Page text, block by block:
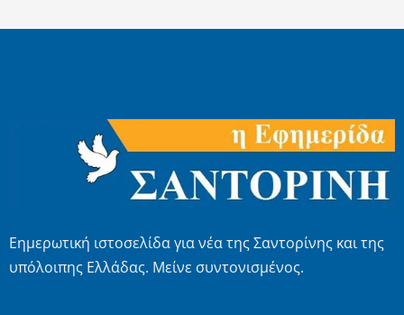
Εημερωτική ιστοσελίδα για νέα της Σαντορίνης και της
υπόλοιπης Ελλάδας. Μείνε συντονισμένος.